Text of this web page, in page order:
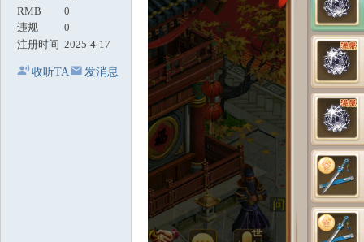
RMB
0
违规
0
注册时间 2025-4-17
收听TA 发消息